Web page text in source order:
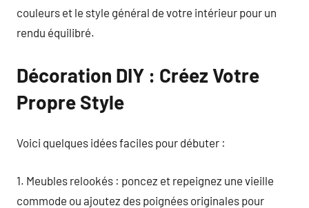
couleurs et le style général de votre intérieur pour un
rendu équilibré.
Décoration DIY : Créez Votre
Propre Style
Voici quelques idées faciles pour débuter :
1. Meubles relookés : poncez et repeignez une vieille
commode ou ajoutez des poignées originales pour